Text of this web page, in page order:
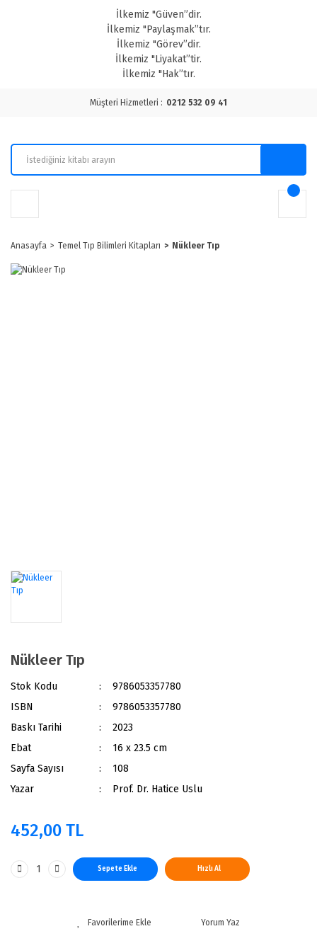
İlkemiz "Güven”dir.
İlkemiz "Paylaşmak”tır.
İlkemiz "Görev”dir.
İlkemiz "Liyakat”tir.
İlkemiz "Hak”tır.
Müşteri Hizmetleri : 0212 532 09 41
Anasayfa Temel Tıp Bilimleri Kitapları Nükleer Tıp
Nükleer Tıp
Stok Kodu
9786053357780
ISBN
9786053357780
Baskı Tarihi
2023
Ebat
16 x 23.5 cm
Sayfa Sayısı
108
Yazar
Prof. Dr. Hatice Uslu
452,00 TL
Sepete Ekle Hızlı Al
Yorum Yaz